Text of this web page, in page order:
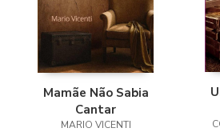
Mamãe Não Sabia
Cantar
MARIO VICENTI